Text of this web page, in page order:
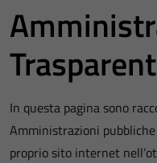
In questa pagina sono
Amministrazioni
proprio sito internet